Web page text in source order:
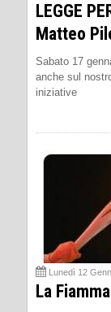
LEGGE
Matteo
Sabato 17
anche sul
iniziative
Lunedì 12
La